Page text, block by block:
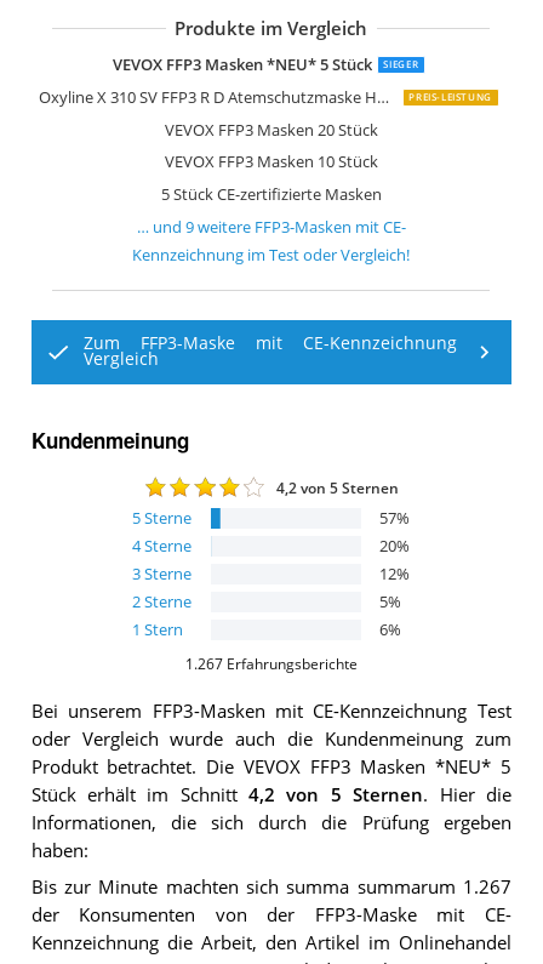
Produkte im Vergleich
VEVOX FFP3 Masken *NEU* 5 Stück SIEGER
Oxyline X 310 SV FFP3 R D Atemschutzmaske Halbmaske Staubmaske Atemmaske PREIS-LEISTUNG
VEVOX FFP3 Masken 20 Stück
VEVOX FFP3 Masken 10 Stück
5 Stück CE-zertifizierte Masken
Dräger X-plore 1930 V Staubmaske 10
Dräger X-plore 1930 V Staubmaske 10
LVTU-Maske Masken FFP3 NR CE 0370
Crown name 5X FFP3
ALPIDEX Mundschutz FFP3 Maske 10
… und 9weitere FFP3-Masken mit CE-
Kennzeichnung im Test oder Vergleich!
Zum FFP3-Maske mit CE-Kennzeichnung
Vergleich
Kundenmeinung
4,2 von 5 Sternen
5Sterne 57%
4Sterne 20%
3Sterne 12%
2Sterne 5%
1 Stern 6%
1.267 Erfahrungsberichte
Bei unserem FFP3-Masken mit CE-Kennzeichnung Test
oder Vergleich wurde auch die Kundenmeinung zum
Produkt betrachtet. Die VEVOX FFP3 Masken *NEU* 5
Stückerhält im Schnitt4,2 von 5 Sternen. Hier die
Informationen, die sich durch die Prüfung ergeben
haben:
Bis zur Minute machten sich summa summarum 1.267
der Konsumenten von der FFP3-Maske mit CE-
Kennzeichnung die Arbeit, den Artikel im Onlinehandel